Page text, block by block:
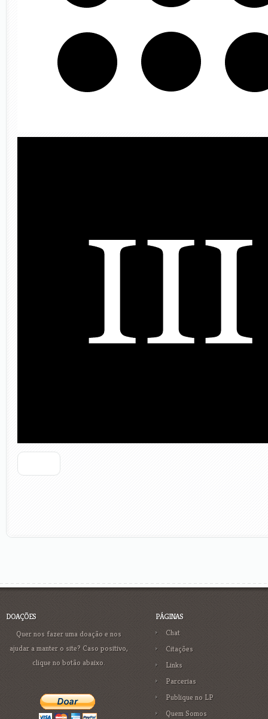
DOAÇÕES
Quer nos fazer uma doação e nos
ajudar a manter o site? Caso positivo,
clique no botão abaixo.
PÁGINAS
Chat
Citações
Links
Parcerias
Publique no LP
Quem Somos